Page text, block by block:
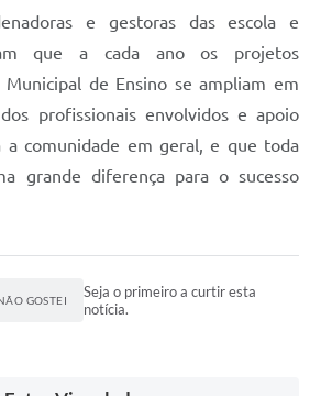
e gestoras das escola e
que a cada ano os projetos
de Ensino se ampliam em
profissionais envolvidos e apoio
a comunidade em geral, e que toda
grande diferença para o sucesso
GOSTEI
Seja o primeiro a curtir esta
notícia.